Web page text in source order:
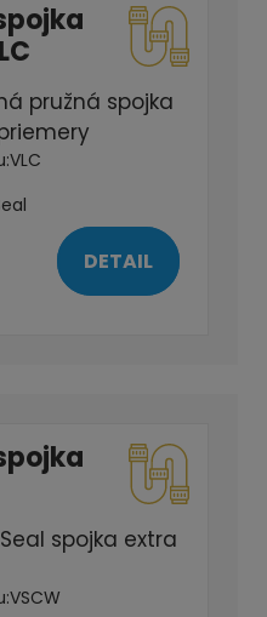
pružná spojka
VLC
DETAIL
spojka extra
VSCW